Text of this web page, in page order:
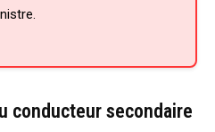
conducteur secondaire